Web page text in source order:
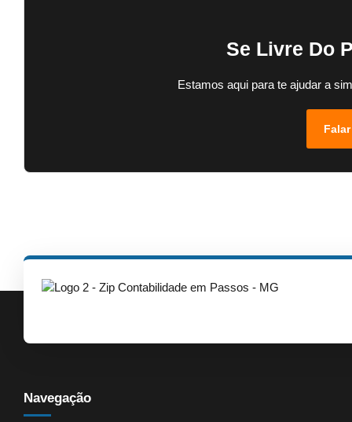
Se Livre Do
Estamos aqui para te ajudar a
Navegação